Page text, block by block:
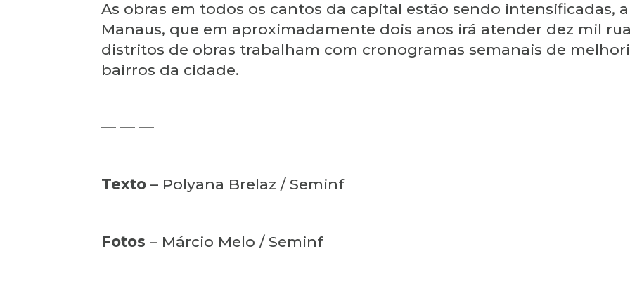
As obras em todos os cantos da capital estão sendo intensificadas,
Manaus, que em aproximadamente dois anos irá atender dez mil
distritos de obras trabalham com cronogramas semanais de
bairros da cidade.
— — —
Texto – Polyana Brelaz / Seminf
Fotos – Márcio Melo / Seminf